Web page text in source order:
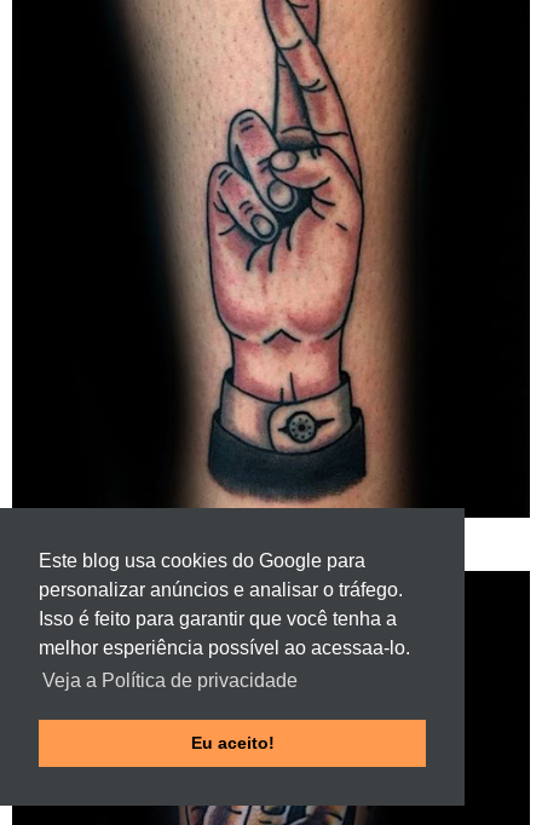
Este blog usa cookies do Google para
personalizar anúncios e analisar o tráfego.
Isso é feito para garantir que você tenha a
melhor esperiência possível ao acessaa-lo.
Veja a Política de privacidade
Eu aceito!